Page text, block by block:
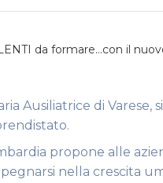
da formare…con il
Ausiliatrice di
propone alle
nella crescita